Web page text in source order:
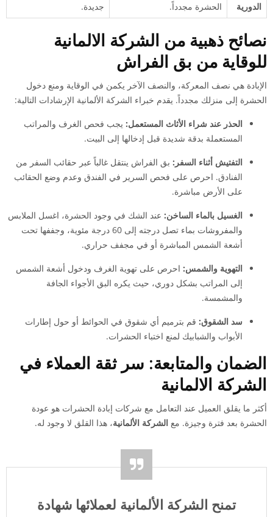
الدورية الحشرة مجدداً. جديدة.
نصائح ذهبية من الشركة الالمانية
للوقاية من بق الفراش
الإبادة هي نصف المعركة، والنصف الآخر يكمن في الوقاية ومنع دخول
الحشرة إلى منزلك مجدداً. يقدم خبراء الشركة الألمانية الإرشادات التالية:
الحذر عند شراء الأثاث المستعمل: يجب فحص الغرف والمراتب
المستعملة بدقة شديدة قبل إدخالها إلى البيت.
التفتيش أثناء السفر: بق الفراش ينتقل غالباً عبر حقائب السفر من
الفنادق. احرص على فحص السرير في الفندق وعدم وضع الحقائب
على الأرض مباشرة.
الغسيل بالماء الساخن: عند الشك في وجود الحشرة، اغسل الملابس
والمفروشات بماء تصل درجته إلى 60 درجة مئوية، وجففها تحت
أشعة الشمس المباشرة أو في مجفف حراري.
التهوية والشمس: احرص على تهوية الغرف ودخول أشعة الشمس
إلى المراتب بشكل دوري، حيث يكره البق الأجواء الجافة
والمشمسة.
سد الشقوق: قم بترميم أي شقوق في الحوائط أو حول إطارات
الأبواب والشبابيك لمنع اختباء الحشرات.
الضمان والمتابعة: سر ثقة العملاء في
الشركة الالمانية
أكثر ما يقلق العميل عند التعامل مع شركات إبادة الحشرات هو عودة
الحشرة بعد فترة وجيزة. مع الشركة الألمانية، هذا القلق لا وجود له.
تمنح الشركة الألمانية لعملائها شهادة